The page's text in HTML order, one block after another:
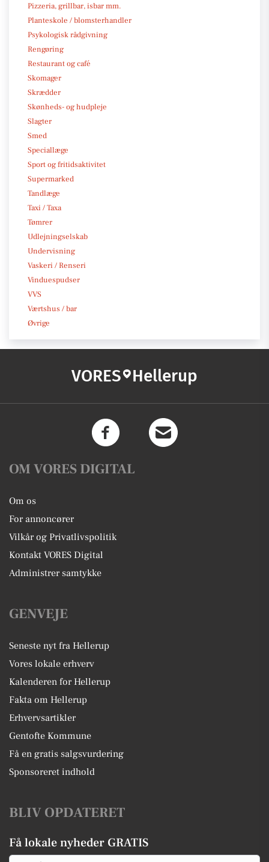
Pizzeria, grillbar, isbar mm.
Planteskole / blomsterhandler
Psykologisk rådgivning
Rengøring
Restaurant og café
Skomager
Skrædder
Skønheds- og hudpleje
Slagter
Smed
Speciallæge
Sport og fritidsaktivitet
Supermarked
Tandlæge
Taxi / Taxa
Tømrer
Udlejningselskab
Undervisning
Vaskeri / Renseri
Vinduespudser
VVS
Værtshus / bar
Øvrige
VORES Hellerup
OM VORES DIGITAL
Om os
For annoncører
Vilkår og Privatlivspolitik
Kontakt VORES Digital
Administrer samtykke
GENVEJE
Seneste nyt fra Hellerup
Vores lokale erhverv
Kalenderen for Hellerup
Fakta om Hellerup
Erhvervsartikler
Gentofte Kommune
Få en gratis salgsvurdering
Sponsoreret indhold
BLIV OPDATERET
Få lokale nyheder GRATIS